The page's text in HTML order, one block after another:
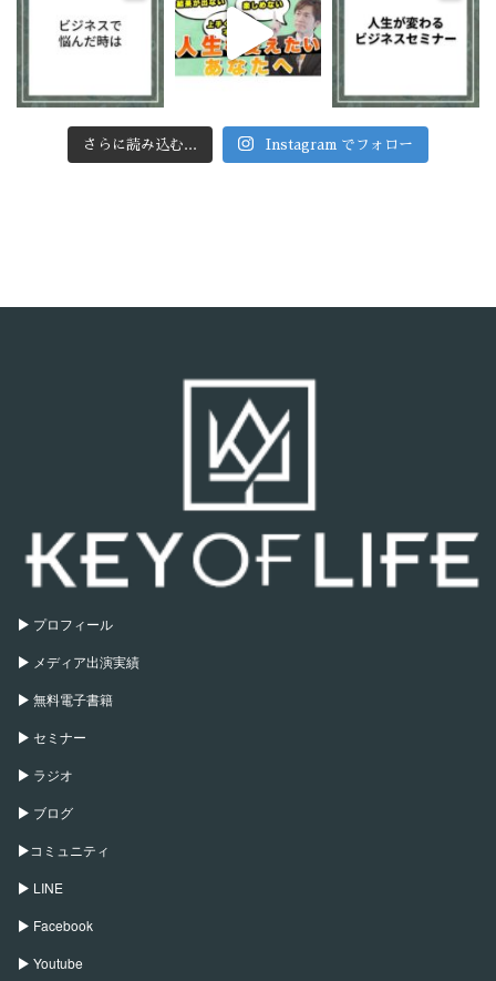
さらに読み込む... Instagram でフォロー
プロフィール
メディア出演実績
無料電子書籍
セミナー
ラジオ
ブログ
コミュニティ
LINE
Facebook
Youtube